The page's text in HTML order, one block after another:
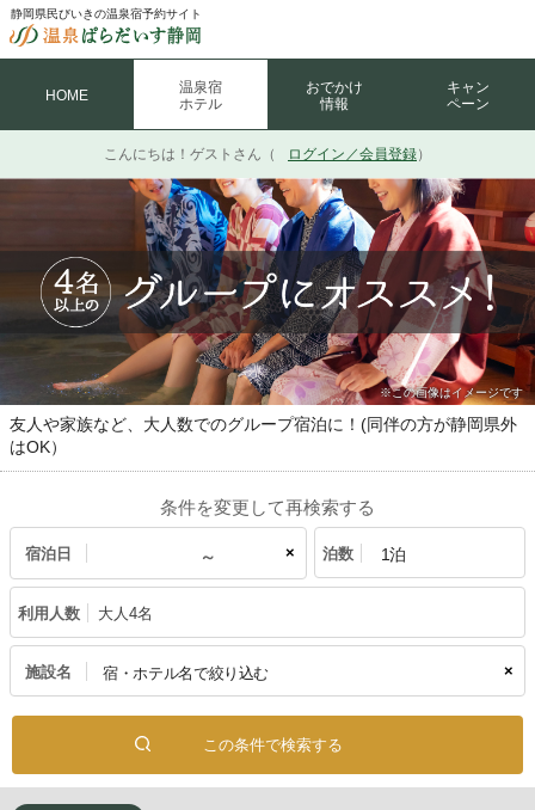
静岡県民びいきの温泉宿予約サイト
HOME
温泉宿
ホテル
おでかけ
情報
キャン
ペーン
こんにちは！ ゲストさん（ ログイン／会員登録）
※この画像はイメージです
友人や家族など、大人数でのグループ宿泊に！(同伴の方が静岡県外
はOK）
条件を変更して再検索する
宿泊日 × 泊数
利用人数 大人4名
施設名 ×